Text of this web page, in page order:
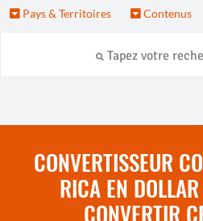
Pays & Territoires Contenus
CONVERTISSEUR
RICA EN
CONVERTIR